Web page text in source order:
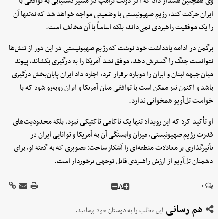
ایران حرکت کند، رژیم صهیونیستی با وضعیتی مواجه خواهد شد که نه‌تنها آن
را یک موفقیت راهبردی نمی‌داند، بلکه اساساً با آن مخالف است.
برگمن در ادامه یادداشت خود نوشت که رژیم صهیونیستی در این دور از تنش‌ها
نتوانست جنگ را گسترش دهد، موفق نشد آمریکا را به درگیری بکشاند، پیوند
میان جبهه لبنان و ایران را دوباره برقرار کرد، اجازه داد ایران پایان‌بخش درگیری
باشد و اکنون نیز ممکن است با توافقی میان آمریکا و ایران روبه‌رو شود که با
خواست تل‌آویو همخوانی ندارد.
او تأکید کرد که این رویداد تنها یک ناکامی تاکتیکی نبود، بلکه محدودیت‌های
قدرت رژیم صهیونیستی، میزان وابستگی آن به آمریکا و توانایی ایران در
تأثیرگذاری بر معادلات منطقه‌ای را آشکار ساخت؛ تصویری که به گفته او، برای
دشمنان تل‌آویو از ارزش راهبردی قابل توجهی برخوردار است.
۰ A
هم رسانی این مطلب را به دوستان خود برسانید.